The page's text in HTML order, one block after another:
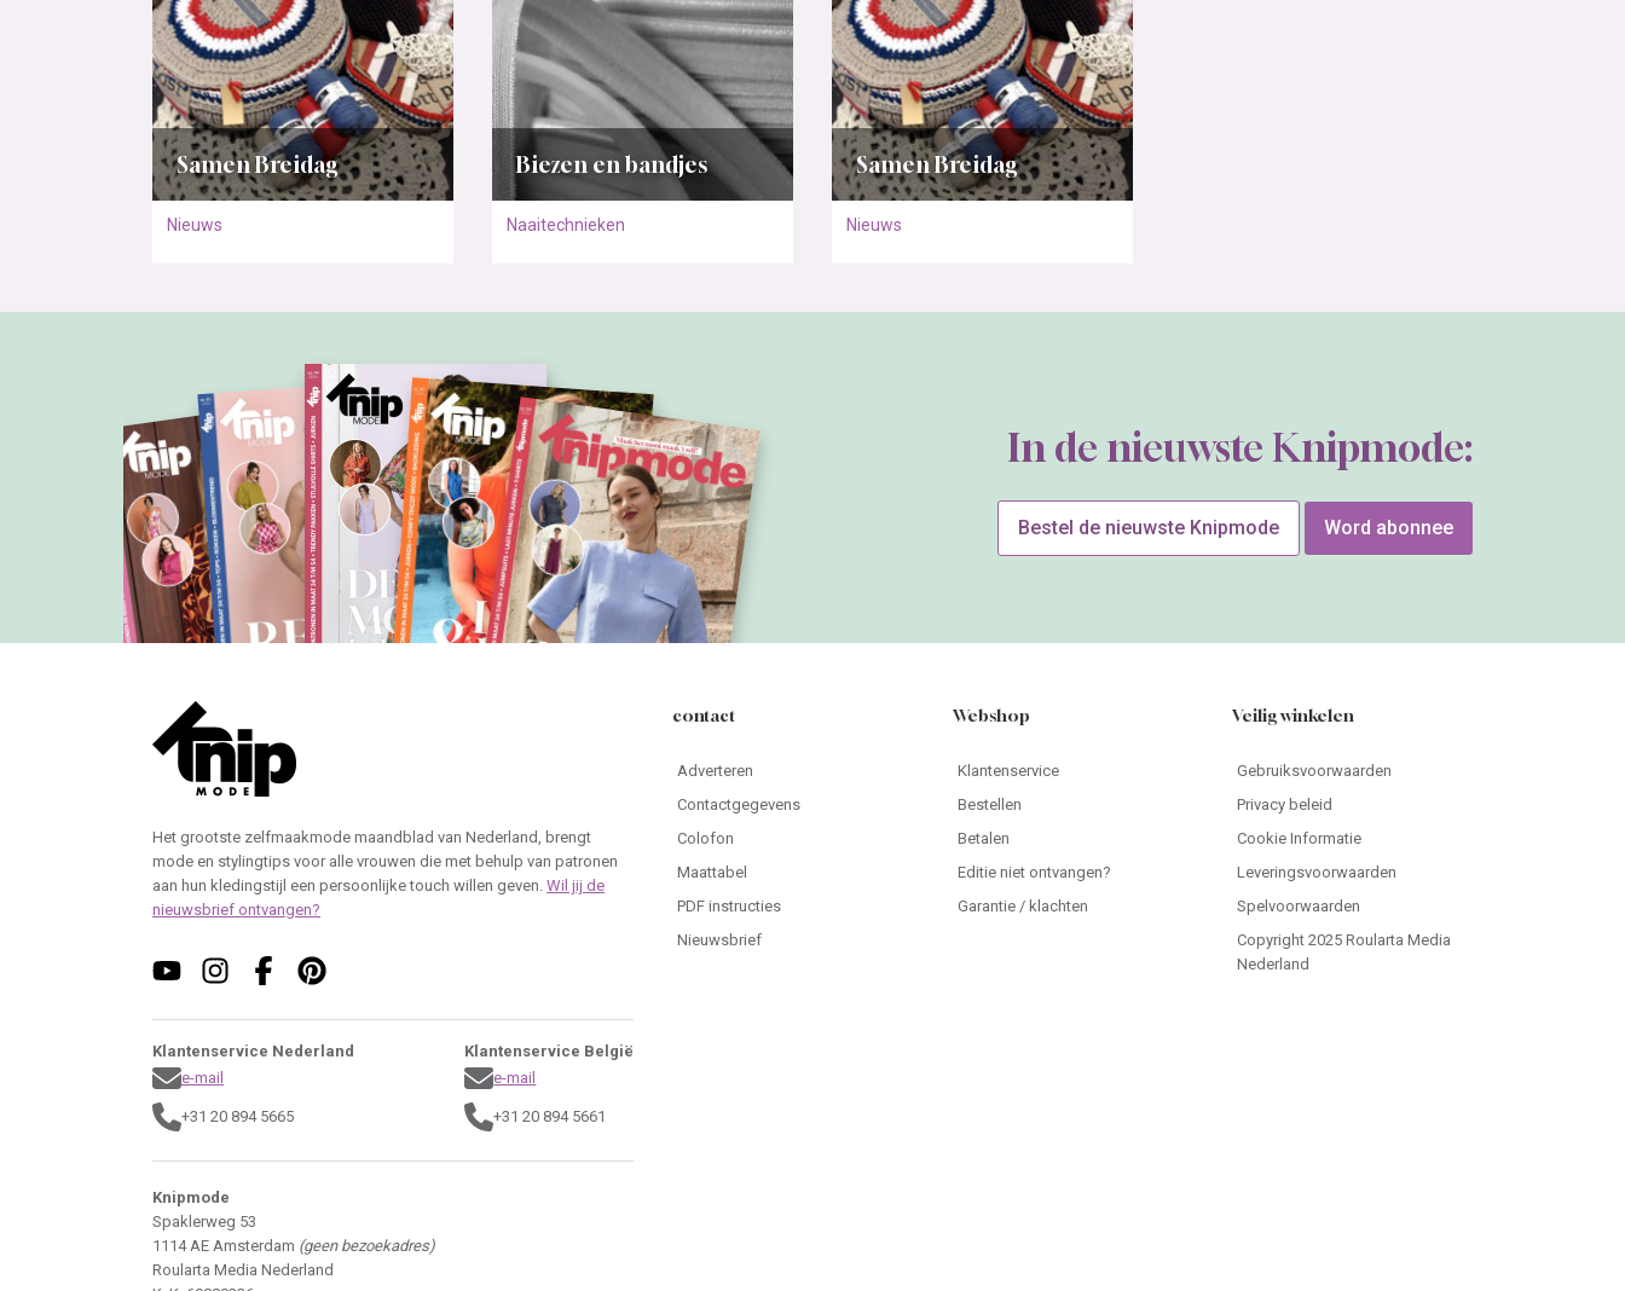
Samen Breidag
Nieuws
Biezen en bandjes
Naaitechnieken
Samen Breidag
Nieuws
In de nieuwste Knipmode:
Bestel de nieuwste Knipmode Word abonnee
Het grootste zelfmaakmode maandblad van Nederland, brengt
mode en stylingtips voor alle vrouwen die met behulp van patronen
aan hun kledingstijl een persoonlijke touch willen geven. Wil jij de
nieuwsbrief ontvangen?
Klantenservice Nederland
e-mail
+31 20 894 5665
Klantenservice België
e-mail
+31 20 894 5661
Knipmode
Spaklerweg 53
1114 AE Amsterdam (geen bezoekadres)
Roularta Media Nederland
contact
Adverteren
Contactgegevens
Colofon
Maattabel
PDF instructies
Nieuwsbrief
Webshop
Klantenservice
Bestellen
Betalen
Editie niet ontvangen?
Garantie / klachten
Veilig winkelen
Gebruiksvoorwaarden
Privacy beleid
Cookie Informatie
Leveringsvoorwaarden
Spelvoorwaarden
Copyright 2025 Roularta Media
Nederland